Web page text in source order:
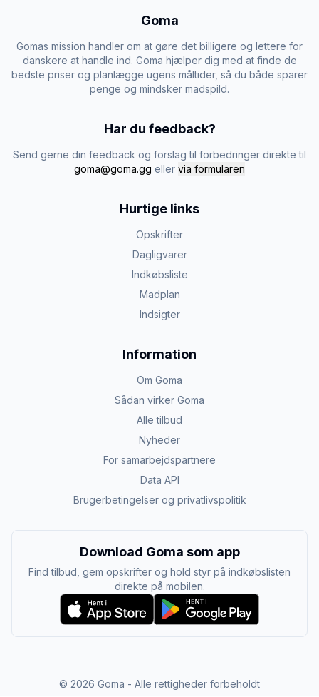
Goma
Gomas mission handler om at gøre det billigere og lettere for
danskere at handle ind. Goma hjælper dig med at finde de
bedste priser og planlægge ugens måltider, så du både sparer
penge og mindsker madspild.
Har du feedback?
Send gerne din feedback og forslag til forbedringer direkte til
goma@goma.gg eller via formularen
Hurtige links
Opskrifter
Dagligvarer
Indkøbsliste
Madplan
Indsigter
Information
Om Goma
Sådan virker Goma
Alle tilbud
Nyheder
For samarbejdspartnere
Data API
Brugerbetingelser og privatlivspolitik
Download Goma som app
Find tilbud, gem opskrifter og hold styr på indkøbslisten
direkte på mobilen.
© 2026 Goma - Alle rettigheder forbeholdt